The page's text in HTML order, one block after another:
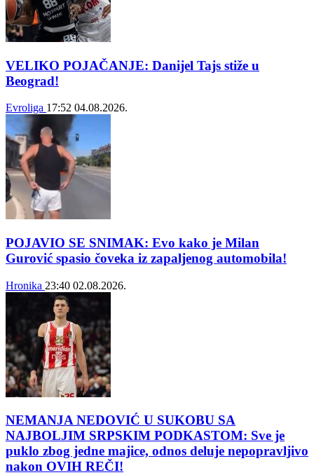
VELIKO POJAČANJE: Danijel Tajs stiže u
Beograd!
Evroliga 17:52 04.08.2026.
POJAVIO SE SNIMAK: Evo kako je Milan
Gurović spasio čoveka iz zapaljenog automobila!
Hronika 23:40 02.08.2026.
NEMANJA NEDOVIĆ U SUKOBU SA
NAJBOLJIM SRPSKIM PODKASTOM: Sve je
puklo zbog jedne majice, odnos deluje nepopravljivo
nakon OVIH REČI!